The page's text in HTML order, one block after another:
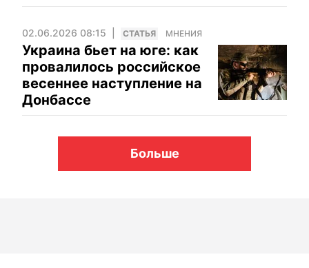
02.06.2026 08:15 CТАТЬЯ МНЕНИЯ
Украина бьет на юге: как
провалилось российское
весеннее наступление на
Донбассе
Больше